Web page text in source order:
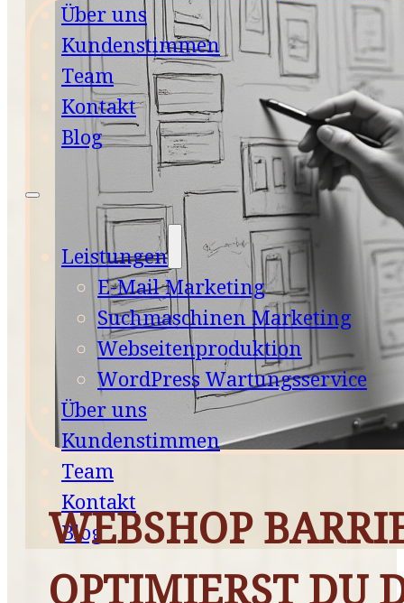
Über uns
Kundenstimmen
Team
Kontakt
Blog
Leistungen
E-Mail Marketing
Suchmaschinen Marketing
Webseitenproduktion
WordPress Wartungsservice
Über uns
Kundenstimmen
Team
Kontakt
Blog
WEBSHOP